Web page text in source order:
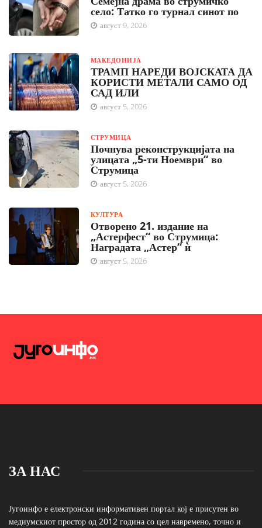
село: Татко го турнал синот по
август 9, 2026
МАКЕДОНИЈА
ТРАМП НАРЕДИ ВОЈСКАТА ДА
КОРИСТИ МЕТАЛИ САМО ОД
САД ИЛИ
август 5, 2026
СТРУМИЦА
Почнува реконструкцијата на
улицата „5-ти Ноември“ во
Струмица
август 5, 2026
КУЛТУРА
Отворено 21. издание на
„Астерфест“ во Струмица:
Наградата „Астер“ ѝ
август 5, 2026
ЗА НАС
Југоинфо е електронски информативен портал кој е присутен во
медиумскиот простор од 2012 година со цел навремено, точно и